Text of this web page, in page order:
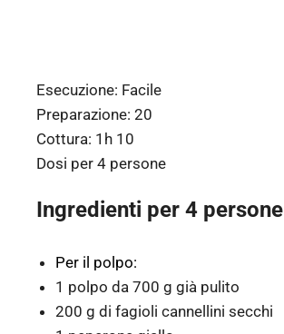
Esecuzione: Facile
Preparazione: 20
Cottura: 1h 10
Dosi per 4 persone
Ingredienti per 4 persone
Per il polpo:
1 polpo da 700 g già pulito
200 g di fagioli cannellini secchi